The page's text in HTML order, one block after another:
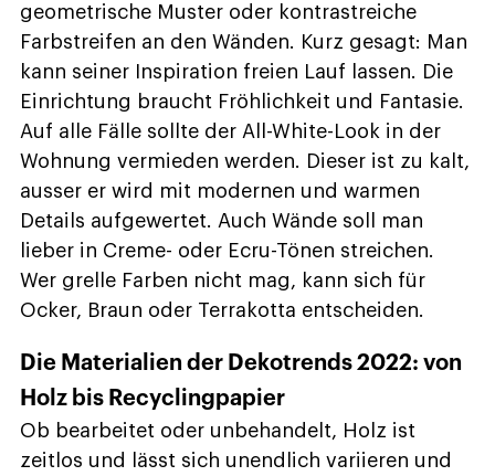
geometrische Muster oder kontrastreiche
Farbstreifen an den Wänden. Kurz gesagt: Man
kann seiner Inspiration freien Lauf lassen. Die
Einrichtung braucht Fröhlichkeit und Fantasie.
Auf alle Fälle sollte der All-White-Look in der
Wohnung vermieden werden. Dieser ist zu kalt,
ausser er wird mit modernen und warmen
Details aufgewertet. Auch Wände soll man
lieber in Creme- oder Ecru-Tönen streichen.
Wer grelle Farben nicht mag, kann sich für
Ocker, Braun oder Terrakotta entscheiden.
Die Materialien der Dekotrends 2022: von
Holz bis Recyclingpapier
Ob bearbeitet oder unbehandelt, Holz ist
zeitlos und lässt sich unendlich variieren und